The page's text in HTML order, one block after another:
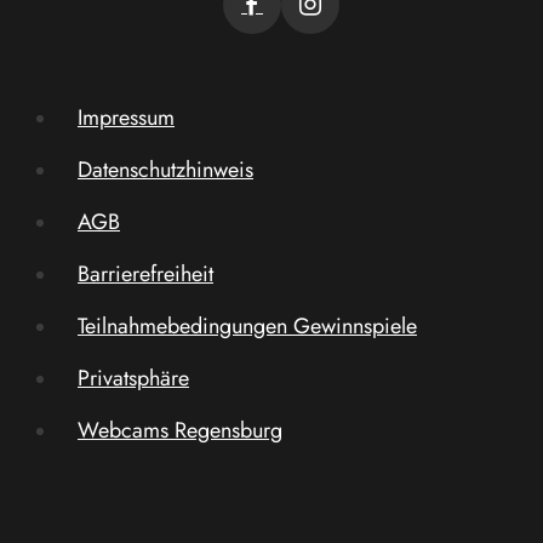
Impressum
Datenschutzhinweis
AGB
Barrierefreiheit
Teilnahmebedingungen Gewinnspiele
Privatsphäre
Webcams Regensburg